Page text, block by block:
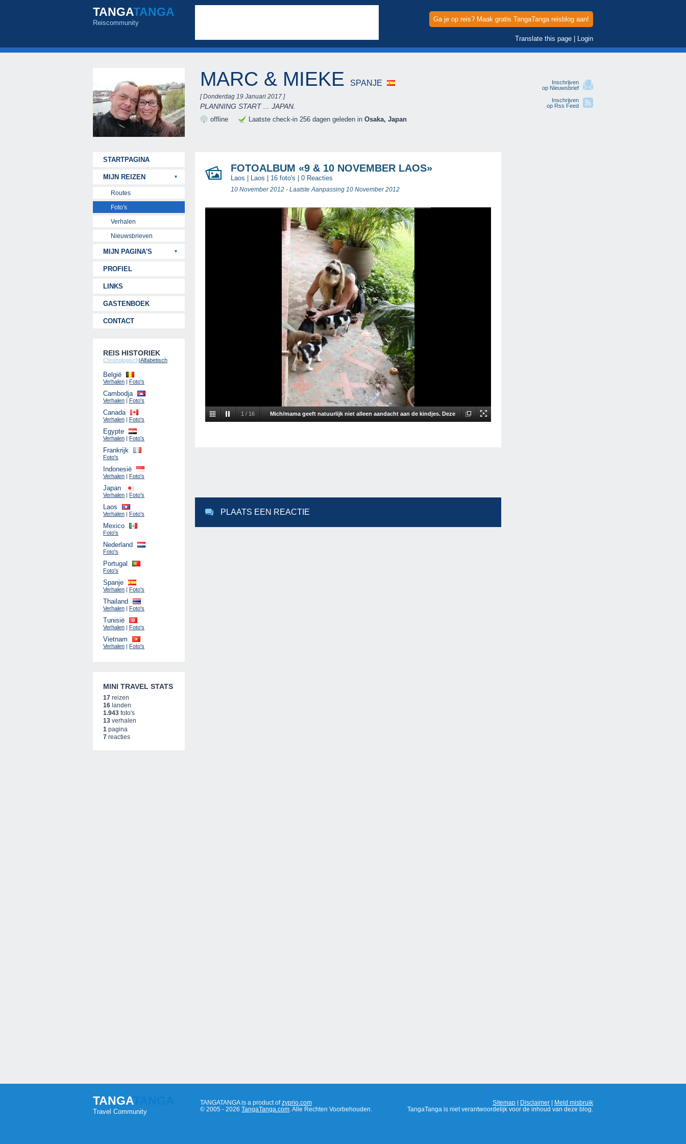
TANGATANGA
Reiscommunity Ga je op reis? Maak gratis TangaTanga reisblog aan!
Translate this page Login
MARC & MIEKE SPANJE
[ Donderdag 19 Januari 2017 ]
PLANNING START ... JAPAN.
offline Laatste check-in 256 dagen geleden in Osaka, Japan
Inschrijven
op Nieuwsbrief
Inschrijven
op Rss Feed
FOTOALBUM «9 & 10 NOVEMBER LAOS»
Laos Laos | 16 foto's | 0 Reacties
10 November 2012 - Laatste Aanpassing 10 November 2012
1 / 16 Mich/mama geeft natuurlijk niet alleen aandacht aan de kindjes. Deze
PLAATS EEN REACTIE
STARTPAGINA
MIJN REIZEN
Routes
Foto's
Verhalen
Nieuwsbrieven
MIJN PAGINA'S
PROFIEL
LINKS
GASTENBOEK
CONTACT
REIS HISTORIEK
Chronologisch|Alfabetisch
België
Verhalen | Foto's
Cambodja
Verhalen | Foto's
Canada
Verhalen | Foto's
Egypte
Verhalen | Foto's
Frankrijk
Foto's
Indonesië
Verhalen | Foto's
Japan
Verhalen | Foto's
Laos
Verhalen | Foto's
Mexico
Foto's
Nederland
Foto's
Portugal
Foto's
Spanje
Verhalen | Foto's
Thailand
Verhalen | Foto's
Tunisië
Verhalen | Foto's
Vietnam
Verhalen | Foto's
MINI TRAVEL STATS
17 reizen
16 landen
1.943 foto's
13 verhalen
1 pagina
7 reacties
TANGATANGA
Travel Community
TANGATANGA is a product ofzyprio.com
© 2005 - 2026 TangaTanga.com . Alle Rechten Voorbehouden.
Sitemap | Disclaimer | Meld misbruik
TangaTanga is niet verantwoordelijk voor de inhoud van deze blog.